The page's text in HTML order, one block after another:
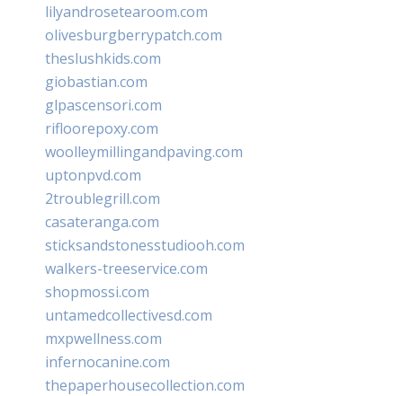
lilyandrosetearoom.com
olivesburgberrypatch.com
theslushkids.com
giobastian.com
glpascensori.com
rifloorepoxy.com
woolleymillingandpaving.com
uptonpvd.com
2troublegrill.com
casateranga.com
sticksandstonesstudiooh.com
walkers-treeservice.com
shopmossi.com
untamedcollectivesd.com
mxpwellness.com
infernocanine.com
thepaperhousecollection.com